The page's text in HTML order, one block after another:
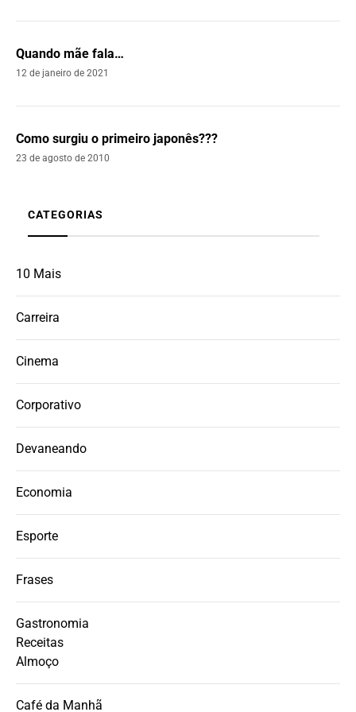
Quando mãe fala…
12 de janeiro de 2021
Como surgiu o primeiro japonês???
23 de agosto de 2010
CATEGORIAS
10 Mais
Carreira
Cinema
Corporativo
Devaneando
Economia
Esporte
Frases
Gastronomia
Receitas
Almoço
Café da Manhã